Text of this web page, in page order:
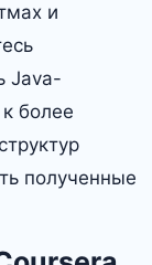
и
Java-
более
полученные